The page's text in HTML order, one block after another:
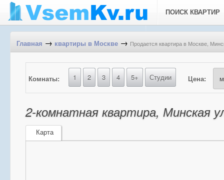
ПОИСК КВАРТИР
Главная → квартиры в Москве → Продается квартира в Москве,
Комнаты: 1 2 3 4 5+ Студии Цена:
2-комнатная квартира, Минская
Карта